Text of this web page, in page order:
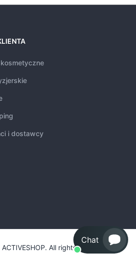
Chat
i dostawcy
All rights reserved.